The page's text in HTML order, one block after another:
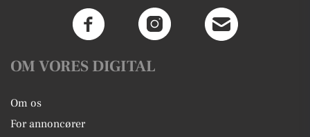
OM VORES DIGITAL
Om os
For annoncører